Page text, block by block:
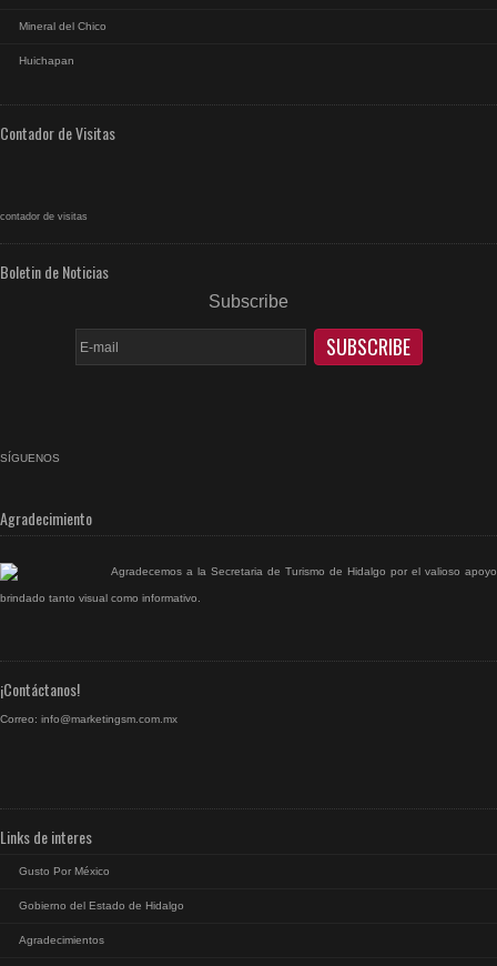
Mineral del Chico
Huichapan
Contador de Visitas
contador de visitas
Boletin de Noticias
Subscribe
SÍGUENOS
Agradecimiento
Agradecemos a la Secretaria de Turismo de Hidalgo por el valioso apoyo
brindado tanto visual como informativo.
¡Contáctanos!
Correo: info@marketingsm.com.mx
Links de interes
Gusto Por México
Gobierno del Estado de Hidalgo
Agradecimientos